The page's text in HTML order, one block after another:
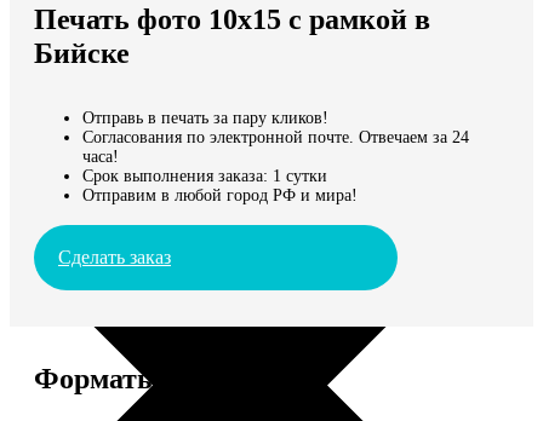
Мы доставляем по всему миру
Продолжить без города
Печать фото 10х15 с рамкой в
Бийске
Отправь в печать за пару кликов!
Согласования по электронной почте. Отвечаем за 24
часа!
Срок выполнения заказа: 1 сутки
Отправим в любой город РФ и мира!
Сделать заказ
Форматы и цены